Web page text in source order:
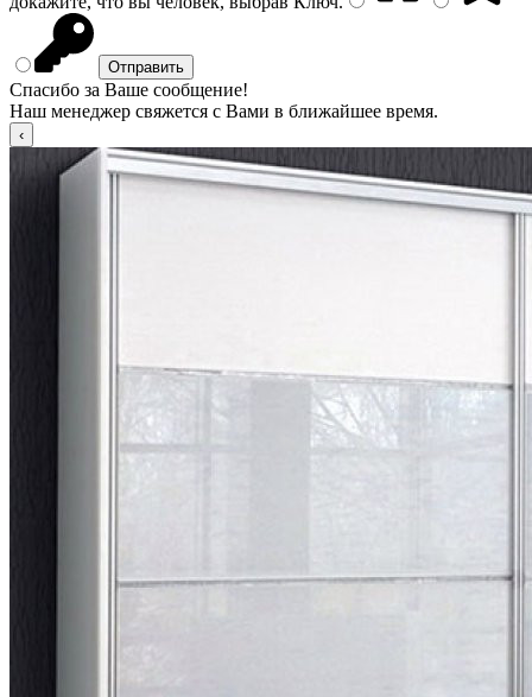
Спасибо за Ваше сообщение!
Наш менеджер свяжется с Вами в ближайшее время.